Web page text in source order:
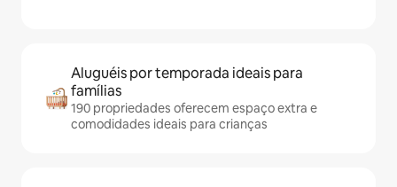
Aluguéis por temporada ideais para
famílias
190 propriedades oferecem espaço extra e
comodidades ideais para crianças